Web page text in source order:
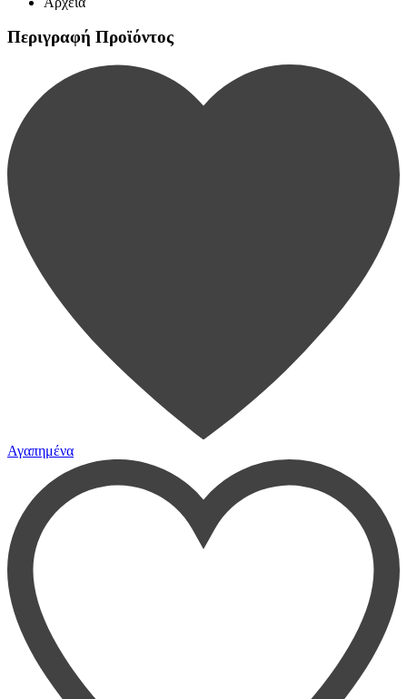
Περιγραφή Προϊόντος
Αγαπημένα